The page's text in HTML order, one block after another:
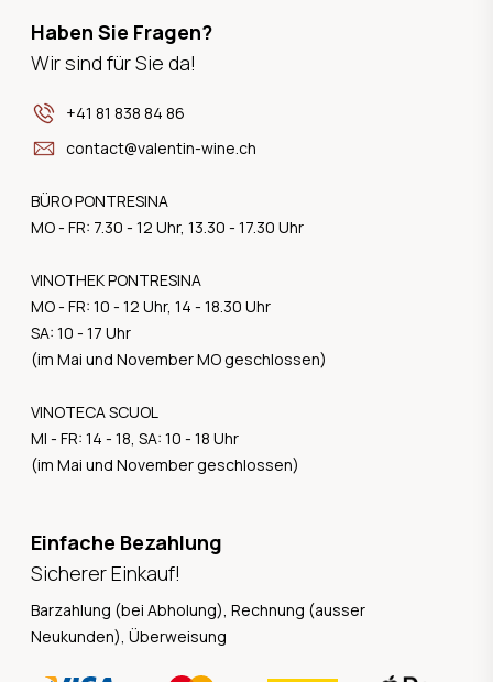
Haben Sie Fragen?
Wir sind für Sie da!
+41 81 838 84 86
contact@valentin-wine.ch
BÜRO PONTRESINA
MO - FR: 7.30 - 12 Uhr, 13.30 - 17.30 Uhr
VINOTHEK PONTRESINA
MO - FR: 10 - 12 Uhr, 14 - 18.30 Uhr
SA: 10 - 17 Uhr
(im Mai und November MO geschlossen)
VINOTECA SCUOL
MI - FR: 14 - 18, SA: 10 - 18 Uhr
(im Mai und November geschlossen)
Einfache Bezahlung
Sicherer Einkauf!
Barzahlung (bei Abholung), Rechnung (ausser
Neukunden), Überweisung